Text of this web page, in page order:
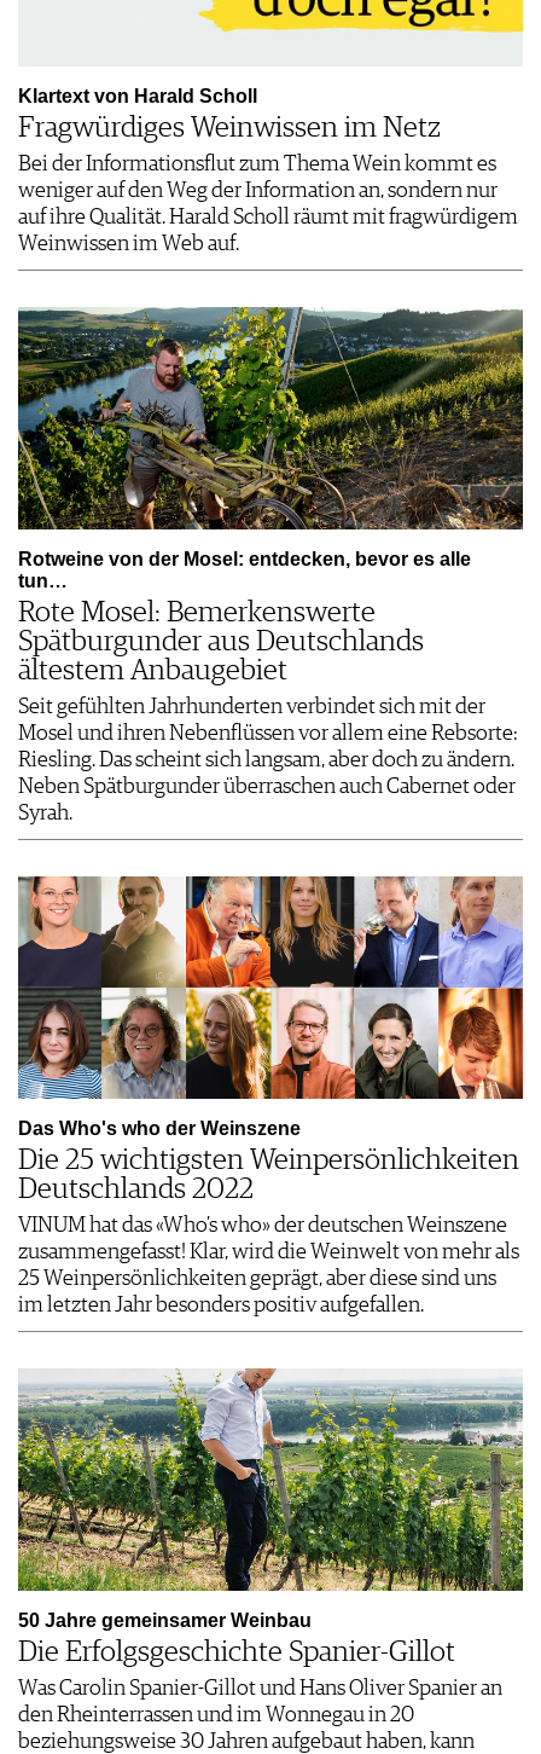
Klartext von Harald Scholl
Fragwürdiges Weinwissen im Netz
Bei der Informationsflut zum Thema Wein kommt es
weniger auf den Weg der Information an, sondern nur
auf ihre Qualität. Harald Scholl räumt mit fragwürdigem
Weinwissen im Web auf.
Rotweine von der Mosel: entdecken, bevor es alle
tun…
Rote Mosel: Bemerkenswerte
Spätburgunder aus Deutschlands
ältestem Anbaugebiet
Seit gefühlten Jahrhunderten verbindet sich mit der
Mosel und ihren Nebenflüssen vor allem eine Rebsorte:
Riesling. Das scheint sich langsam, aber doch zu ändern.
Neben Spätburgunder überraschen auch Cabernet oder
Syrah.
Das Who's who der Weinszene
Die 25 wichtigsten Weinpersönlichkeiten
Deutschlands 2022
VINUM hat das «Who’s who» der deutschen Weinszene
zusammengefasst! Klar, wird die Weinwelt von mehr als
25 Weinpersönlichkeiten geprägt, aber diese sind uns
im letzten Jahr besonders positiv aufgefallen.
50 Jahre gemeinsamer Weinbau
Die Erfolgsgeschichte Spanier-Gillot
Was Carolin Spanier-Gillot und Hans Oliver Spanier an
den Rheinterrassen und im Wonnegau in 20
beziehungsweise 30 Jahren aufgebaut haben, kann